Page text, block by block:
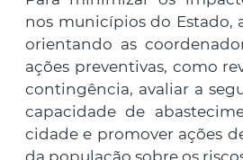
nos municípios do Estado,
orientando as
ações preventivas, como
contingência, avaliar a
capacidade de
cidade e promover ações
da população sobre os